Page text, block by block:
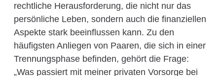
rechtliche Herausforderung, die nicht nur das
persönliche Leben, sondern auch die finanziellen
Aspekte stark beeinflussen kann. Zu den
häufigsten Anliegen von Paaren, die sich in einer
Trennungsphase befinden, gehört die Frage:
„Was passiert mit meiner privaten Vorsorge bei